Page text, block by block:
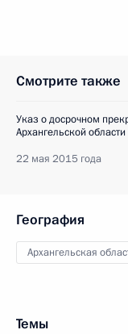
Смотрите также
Указ о досрочном
Архангельской области
22 мая 2015 года
География
Архангельская
Темы